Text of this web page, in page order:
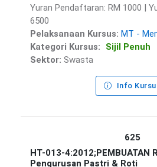
Yuran Pendaftaran: RM 1000 |
6500
Pelaksanaan Kursus: MT -
Kategori Kursus:
Sijil Penuh
Sektor: Swasta
Info
625
HT-013-4:2012;PEMBUATAN
Pengurusan Pastri & Roti